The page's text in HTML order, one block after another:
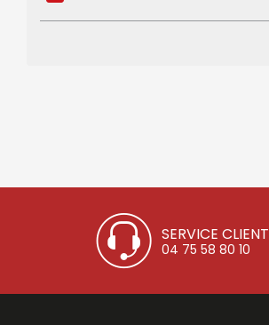
SERVICE CLIENT
04 75 58 80 10